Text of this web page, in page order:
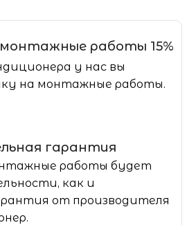
работы 15%
у нас вы
на монтажные работы.
гарантия
работы будет
как и
от производителя